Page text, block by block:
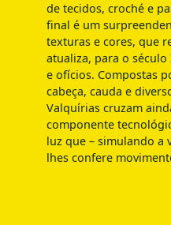
de tecidos, croché e
final é um
texturas e cores, que
atualiza, para o século
e ofícios. Compostas
cabeça, cauda e
Valquírias cruzam
componente
luz que – simulando a
lhes confere